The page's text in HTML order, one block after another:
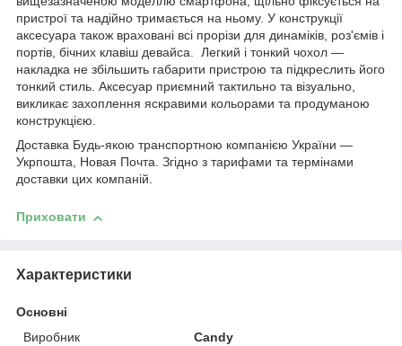
пристрої та надійно тримається на ньому. У конструкції
аксесуара також враховані всі прорізи для динаміків, роз'ємів і
портів, бічних клавіш девайса. Легкий і тонкий чохол —
накладка не збільшить габарити пристрою та підкреслить його
тонкий стиль. Аксесуар приємний тактильно та візуально,
викликає захоплення яскравими кольорами та продуманою
конструкцією.
Доставка Будь-якою транспортною компанією України —
Укрпошта, Новая Почта. Згідно з тарифами та термінами
доставки цих компаній.
Приховати
Характеристики
Основні
Виробник
Candy